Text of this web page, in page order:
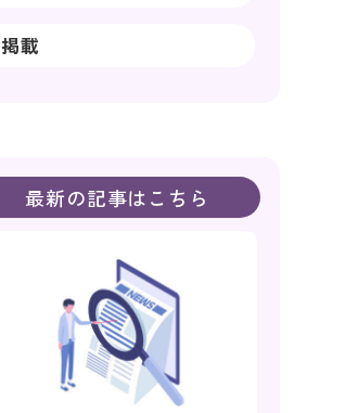
掲載
最新の記事はこちら